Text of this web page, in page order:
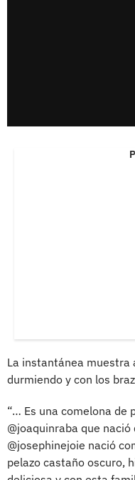
La instantánea muestra
durmiendo y con los
“… Es una comelona de
@joaquinraba que
@josephinejoie nació
pelazo castaño oscuro,